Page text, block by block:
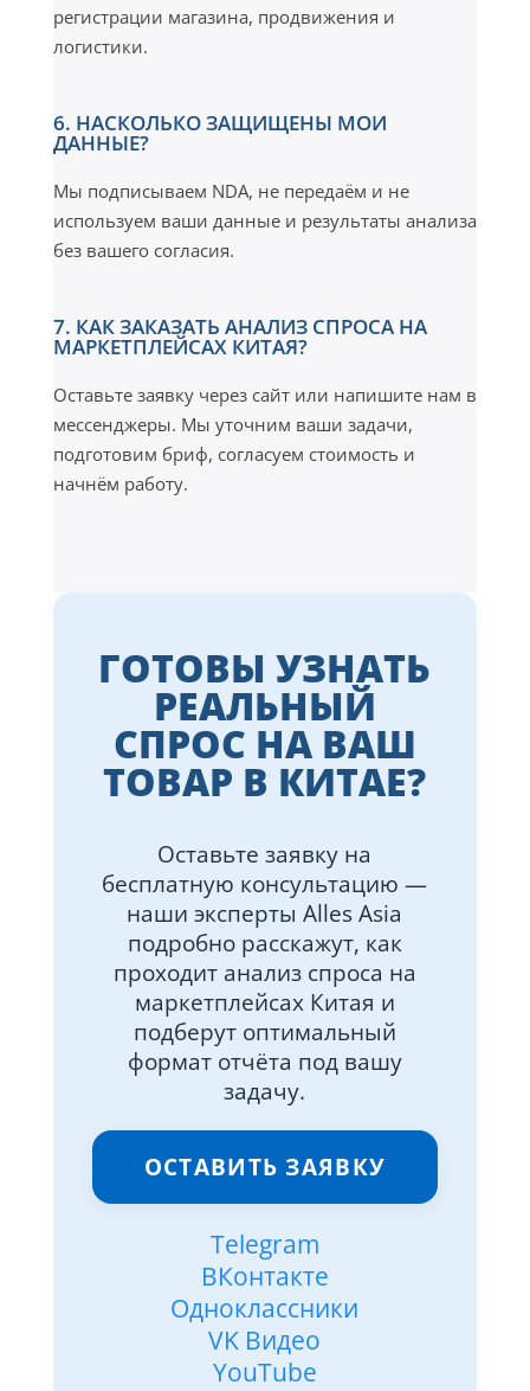
регистрации магазина, продвижения и
логистики.
6. НАСКОЛЬКО ЗАЩИЩЕНЫ МОИ
ДАННЫЕ?
Мы подписываем NDA, не передаём и не
используем ваши данные и результаты анализа
без вашего согласия.
7. КАК ЗАКАЗАТЬ АНАЛИЗ СПРОСА НА
МАРКЕТПЛЕЙСАХ КИТАЯ?
Оставьте заявку через сайт или напишите нам в
мессенджеры. Мы уточним ваши задачи,
подготовим бриф, согласуем стоимость и
начнём работу.
ГОТОВЫ УЗНАТЬ
РЕАЛЬНЫЙ
СПРОС НА ВАШ
ТОВАР В КИТАЕ?
Оставьте заявку на
бесплатную консультацию —
наши эксперты Alles Asia
подробно расскажут, как
проходит анализ спроса на
маркетплейсах Китая и
подберут оптимальный
формат отчёта под вашу
задачу.
ОСТАВИТЬ ЗАЯВКУ
Telegram
ВКонтакте
Одноклассники
VK Видео
YouTube